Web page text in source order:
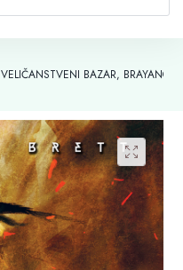
VELIČANSTVENI BAZAR,